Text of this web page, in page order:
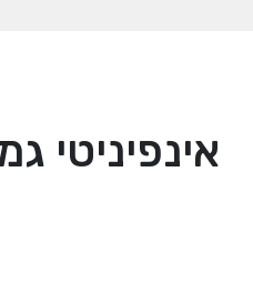
אינפיניטי